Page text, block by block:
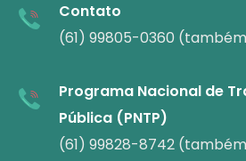
Contato
(61) 99805-0360
Programa Nacional de
Pública (PNTP)
(61) 99828-8742